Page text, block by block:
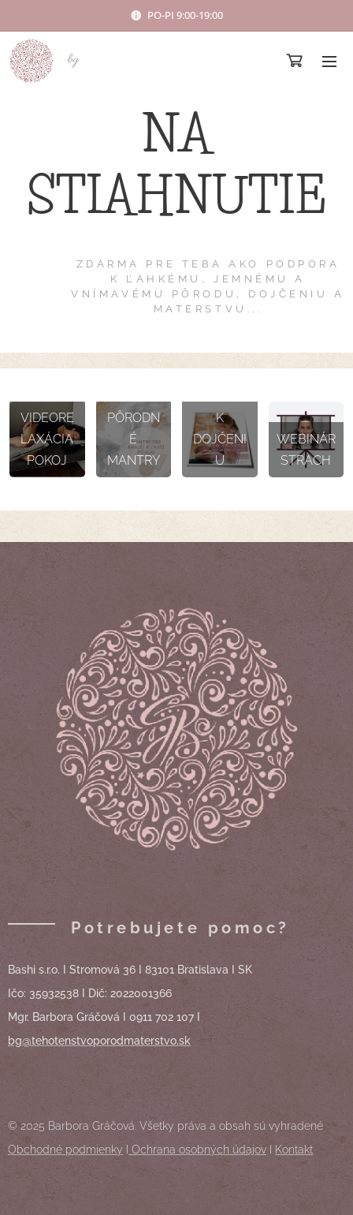
PO-PI 9:00-19:00
bg
NA
STIAHNUTIE
ZDARMA PRE TEBA AKO PODPORA
K ĽAHKÉMU, JEMNÉMU A
VNÍMAVÉMU PÔRODU, DOJČENIU A
MATERSTVU...
VIDEORE
LAXÁCIA
POKOJ
PÔRODN
É
MANTRY
K
DOJČENI
U
WEBINÁR
STRACH
Potrebujete pomoc?
Bashi s.r.o. I Stromová 36 I 83101 Bratislava I SK
Ičo: 35932538 I Dič: 2022001366
Mgr. Barbora Gráčová I 0911 702 107 I
bg@tehotenstvoporodmaterstvo.sk
© 2025 Barbora Gráčová. Všetky práva a obsah sú vyhradené
Obchodné podmienky I Ochrana osobných údajov I Kontakt